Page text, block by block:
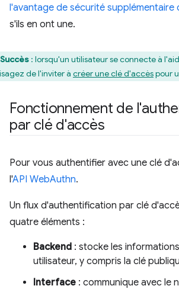
l'avantage de sécurité supplémentaire
s'ils en ont une.
Succès : lorsqu'un utilisateur se connecte à
de l'inviter à créer une clé d'accèspour
Fonctionnement de
par clé d'accès
Pour vous authentifier avec une clé
l'API WebAuthn.
Un flux d'authentification par clé
quatre éléments :
Backend : stocke les
utilisateur, y compris la clé
Interface : communique avec le